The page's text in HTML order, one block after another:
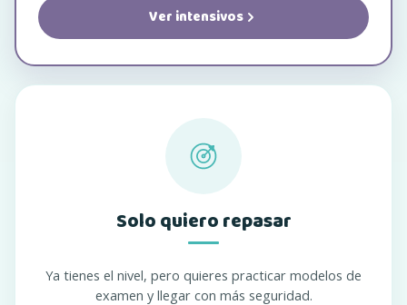
Ver intensivos
Solo quiero repasar
Ya tienes el nivel, pero quieres practicar modelos de
examen y llegar con más seguridad.